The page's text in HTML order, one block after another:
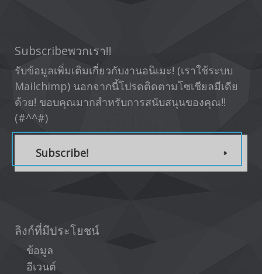
Subscribeพวกเรา!!
รับข้อมูลเพิ่มเติมเกี่ยวกับงานอนิเมะ! (เราใช้ระบบ
Mailchimp) นอกจากนี้โปรดติดตามโซเชียลมีเดีย
ด้วย! ขอบคุณมากสำหรับการสนับสนุนของคุณ!!
(#^^#)
Subscribe!
ลิงก์ที่มีประโยชน์
ข้อมูล
อีเวนต์